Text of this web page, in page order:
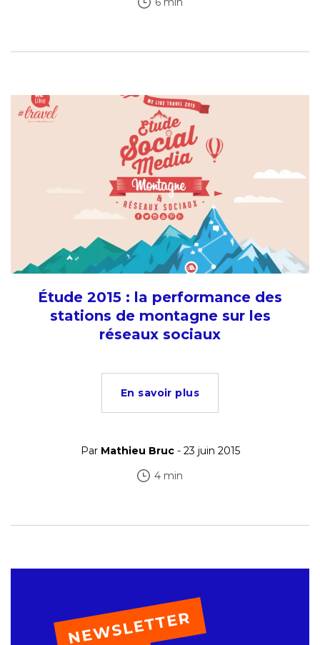
Étude 2015 : la performance des
stations de montagne sur les
réseaux sociaux
En savoir plus
Par Mathieu Bruc- 23 juin 2015
4 min